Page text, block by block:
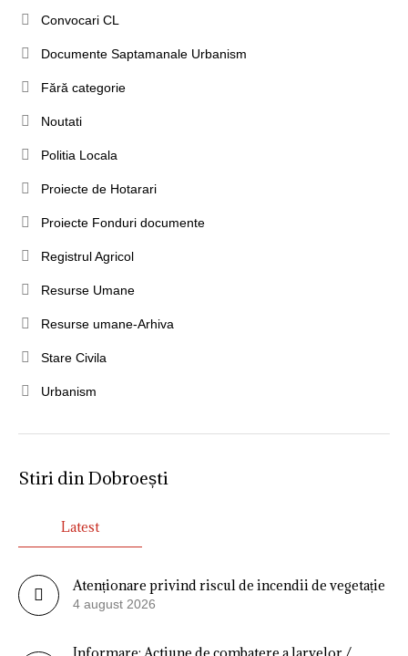
Convocari CL
Documente Saptamanale Urbanism
Fără categorie
Noutati
Politia Locala
Proiecte de Hotarari
Proiecte Fonduri documente
Registrul Agricol
Resurse Umane
Resurse umane-Arhiva
Stare Civila
Urbanism
Stiri din Dobroești
Latest
Atenționare privind riscul de incendii de vegetație
4 august 2026
Informare: Actiune de combatere a larvelor /